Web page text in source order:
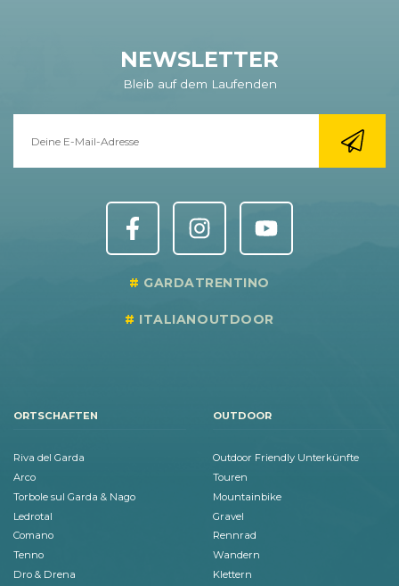
NEWSLETTER
Bleib auf dem Laufenden
GARDATRENTINO
ITALIANOUTDOOR
ORTSCHAFTEN
Riva del Garda
Arco
Torbole sul Garda & Nago
Ledrotal
Comano
Tenno
Dro & Drena
OUTDOOR
Outdoor Friendly Unterkünfte
Touren
Mountainbike
Gravel
Rennrad
Wandern
Klettern